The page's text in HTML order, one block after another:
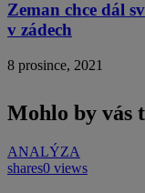
Zeman chce dál
v zádech
8 prosince, 2021
Mohlo by vás
ANALÝZA
shares0 views